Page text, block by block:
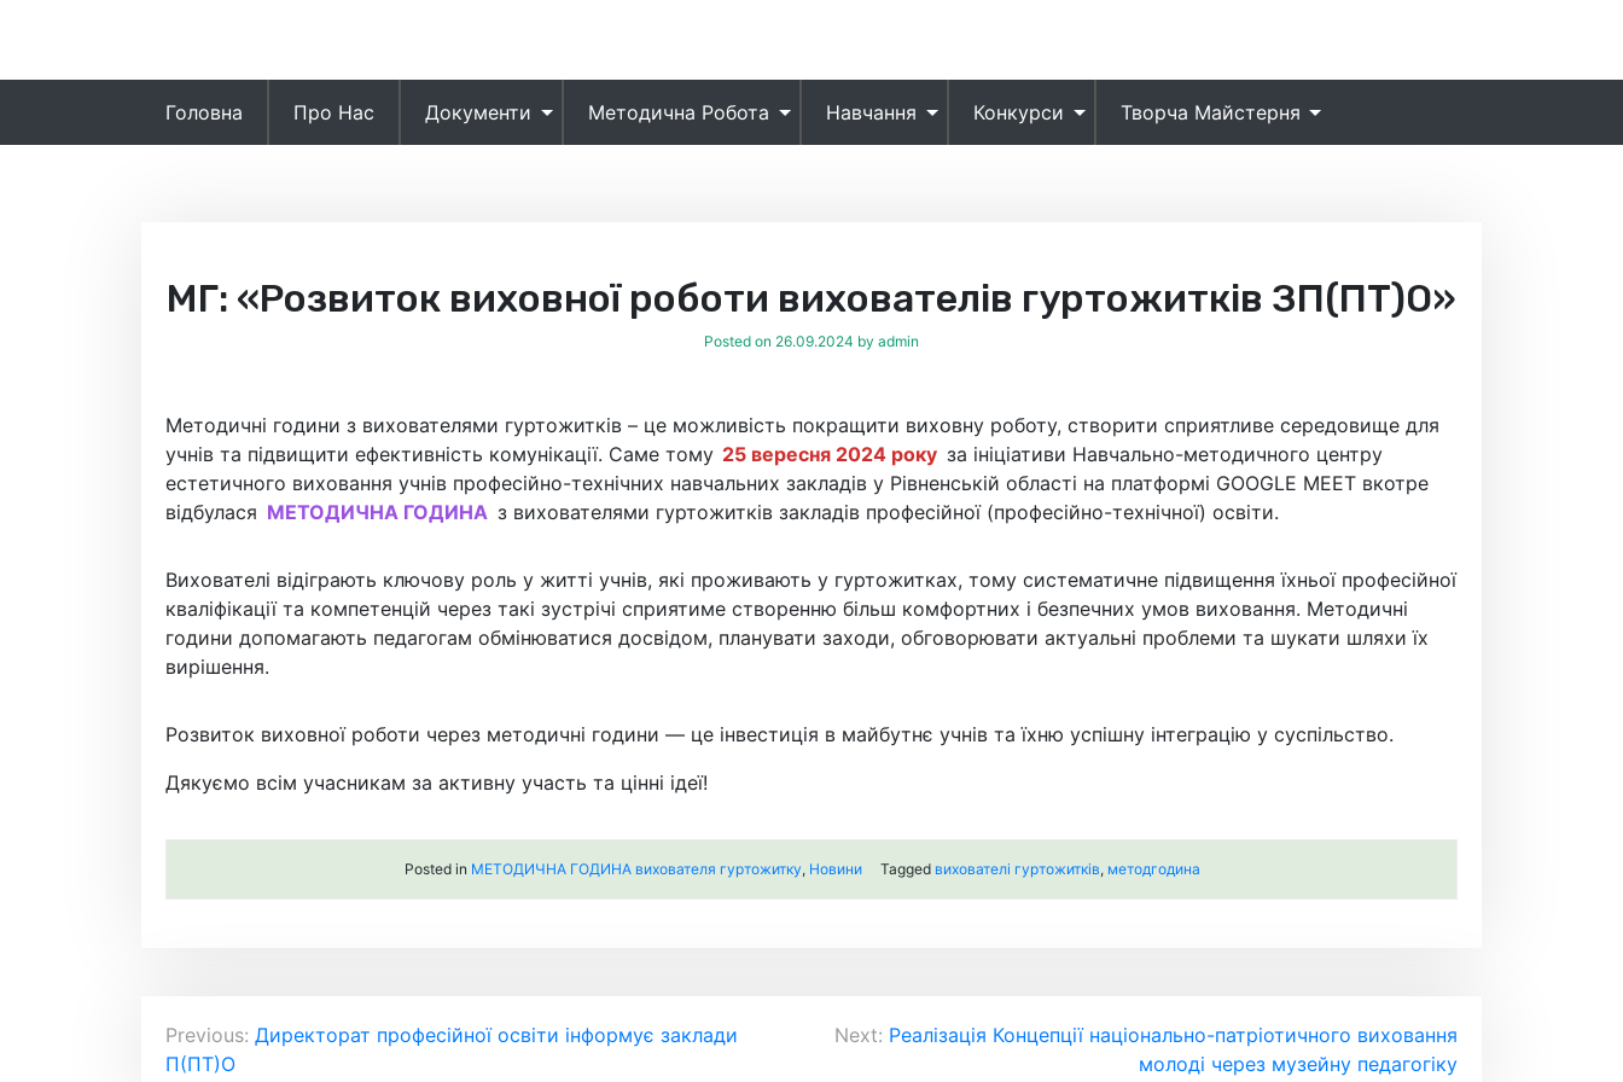
Головна
Про Нас Документи Методична Робота Навчання Конкурси Творча Майстерня
МГ: «Розвиток виховної роботи вихователів гуртожитків ЗП(ПТ)О»
Posted on 26.09.2024 by admin
Методичні години з вихователями гуртожитків – це можливість покращити виховну роботу, створити сприятливе середовище для
учнів та підвищити ефективність комунікації. Саме тому 25 вересня 2024 року за ініціативи Навчально-методичного центру
естетичного виховання учнів професійно-технічних навчальних закладів у Рівненській області на платформі GООGLE MEET вкотре
відбулася МЕТОДИЧНА ГОДИНА з вихователями гуртожитків закладів професійної (професійно-технічної) освіти.
Вихователі відіграють ключову роль у житті учнів, які проживають у гуртожитках, тому систематичне підвищення їхньої професійної
кваліфікації та компетенцій через такі зустрічі сприятиме створенню більш комфортних і безпечних умов виховання. Методичні
години допомагають педагогам обмінюватися досвідом, планувати заходи, обговорювати актуальні проблеми та шукати шляхи їх
вирішення.
Розвиток виховної роботи через методичні години — це інвестиція в майбутнє учнів та їхню успішну інтеграцію у суспільство.
Дякуємо всім учасникам за активну участь та цінні ідеї!
Posted in МЕТОДИЧНА ГОДИНА вихователя гуртожитку, Новини Tagged вихователі гуртожитків, методгодина
Навігація
Previous: Директорат професійної освіти інформує заклади
П(ПТ)О
Next: Реалізація Концепції національно-патріотичного виховання
молоді через музейну педагогіку